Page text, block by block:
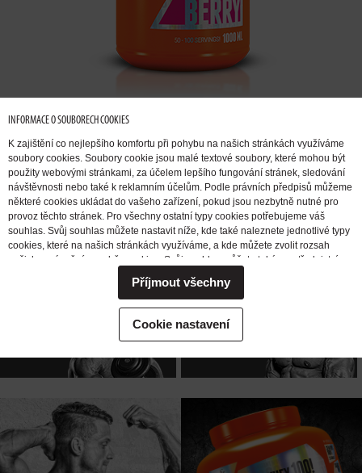
CHCI PŘIBRAT
SVALOVOU
CHCI SE
ZBAVIT TUKU
CHCINABUDIT
DO TRÉNINKU
INFORMACE O SOUBORECH COOKIES
K zajištění co nejlepšího komfortu při pohybu na našich stránkách využíváme
soubory cookies. Soubory cookie jsou malé textové soubory, které mohou být
použity webovými stránkami, za účelem lepšího fungování stránek, sledování
návštěvnosti nebo také k reklamním účelům. Podle právních předpisů můžeme
některé cookies ukládat do vašeho zařízení, pokud jsou nezbytně nutné pro
provoz těchto stránek. Pro všechny ostatní typy cookies potřebujeme váš
souhlas. Svůj souhlas můžete nastavit níže, kde také naleznete jednotlivé typy
cookies, které na našich stránkách využíváme, a kde můžete zvolit rozsah
našich oprávnění pro sběr cookies. Svůj souhlas můžete také prostřednictvím
potřebovali ohledně výkonu vašich práv v souvislosti se zpracováním cookies
kontaktovat, obraťte se prosím na e-mailovou adresu extrifit@extrifit.com.
Podrobné informace k souborům cookies a více o tom, kdo jsme a jak
zpracováváme vaše osobní údaje můžete najít v naší
Cookie nastavení
Příjmout všechny